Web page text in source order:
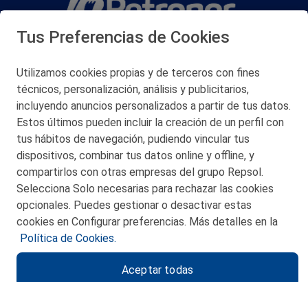
San Martín 5-Edificio Muñatones,
© 2026 Petronor S.A.
CONTACTO
MAPA WEB
POLITICA DE PRIVACIDAD
POLITICA DE COOKIES
Tus Preferencias de Cookies
Utilizamos cookies propias y de terceros con fines
técnicos, personalización, análisis y publicitarios,
incluyendo anuncios personalizados a partir de tus datos.
Estos últimos pueden incluir la creación de un perfil con
tus hábitos de navegación, pudiendo vincular tus
dispositivos, combinar tus datos online y offline, y
compartirlos con otras empresas del grupo Repsol.
Selecciona Solo necesarias para rechazar las cookies
opcionales. Puedes gestionar o desactivar estas
cookies en Configurar preferencias. Más detalles en la
Política de Cookies.
Aceptar todas